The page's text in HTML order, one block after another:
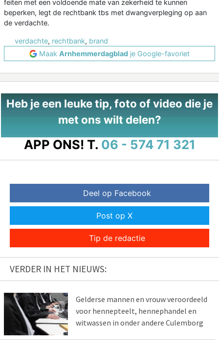
feiten met een voldoende mate van zekerheid te kunnen
beperken, legt de rechtbank tbs met dwangverpleging op aan
de verdachte.
verdachte, rechtbank, brand
Maak Arnhemmerdagblad je Google-favoriet
Heb je een leuke tip, foto of video die je
met ons wilt delen?
APP ONS! T. 06 - 574 71 321
Deel op Facebook
Post op X
Tip de redactie
VERDER IN HET NIEUWS:
Gelderse mannen en vrouw veroordeeld
voor hennepteelt, hennephandel en
witwassen in onder andere Culemborg